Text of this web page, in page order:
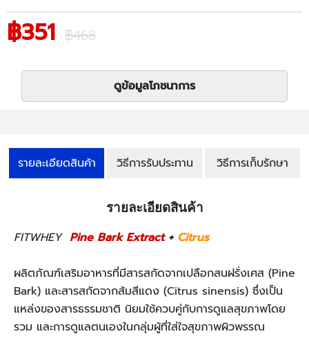
฿351 ฿468
ดูข้อมูลโภชนาการ
รายละเอียดสินค้า วิธีการรับประทาน วิธีการเก็บรักษา
รายละเอียดสินค้า
FITWHEY Pine Bark Extract + Citrus
ผลิตภัณฑ์เสริมอาหารที่มีสารสกัดจากเปลือกสนฝรั่งเศส (Pine
Bark) และสารสกัดจากส้มสีแดง (Citrus sinensis) ซึ่งเป็น
แหล่งของสารธรรมชาติ นิยมใช้ควบคู่กับการดูแลสุขภาพโดย
รวม และการดูแลตนเองในกลุ่มผู้ที่ใส่ใจสุขภาพผิวพรรณ